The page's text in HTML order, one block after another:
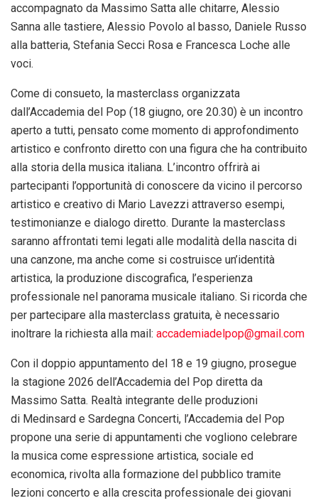
accompagnato da Massimo Satta alle chitarre, Alessio
Sanna alle tastiere, Alessio Povolo al basso, Daniele Russo
alla batteria, Stefania Secci Rosa e Francesca Loche alle
voci.
Come di consueto, la masterclass organizzata
dall’Accademia del Pop (18 giugno, ore 20.30) è un incontro
aperto a tutti, pensato come momento di approfondimento
artistico e confronto diretto con una figura che ha contribuito
alla storia della musica italiana. L’incontro offrirà ai
partecipanti l’opportunità di conoscere da vicino il percorso
artistico e creativo di Mario Lavezzi attraverso esempi,
testimonianze e dialogo diretto. Durante la masterclass
saranno affrontati temi legati alle modalità della nascita di
una canzone, ma anche come si costruisce un’identità
artistica, la produzione discografica, l’esperienza
professionale nel panorama musicale italiano. Si ricorda che
per partecipare alla masterclass gratuita, è necessario
inoltrare la richiesta alla mail: accademiadelpop@gmail.com
Con il doppio appuntamento del 18 e 19 giugno, prosegue
la stagione 2026 dell’Accademia del Pop diretta da
Massimo Satta. Realtà integrante delle produzioni
di Medinsard e Sardegna Concerti, l’Accademia del Pop
propone una serie di appuntamenti che vogliono celebrare
la musica come espressione artistica, sociale ed
economica, rivolta alla formazione del pubblico tramite
lezioni concerto e alla crescita professionale dei giovani